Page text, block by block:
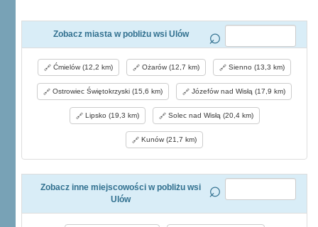
Zobacz miasta w pobliżu wsi Ulów
Ćmielów (12,2 km) Ożarów (12,7 km) Sienno (13,3 km)
Ostrowiec Świętokrzyski (15,6 km) Józefów nad Wisłą (17,9 km)
Lipsko (19,3 km) Solec nad Wisłą (20,4 km)
Kunów (21,7 km)
Zobacz inne miejscowości w pobliżu wsi
Ulów